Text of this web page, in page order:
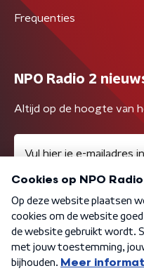
Frequenties
NPO Radio 2
Altijd op de hoogte van
Algemene voorwaarden